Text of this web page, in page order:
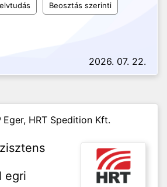
Beosztás szerinti
2026. 07. 22.
Eger, HRT Spedition Kft.
egri